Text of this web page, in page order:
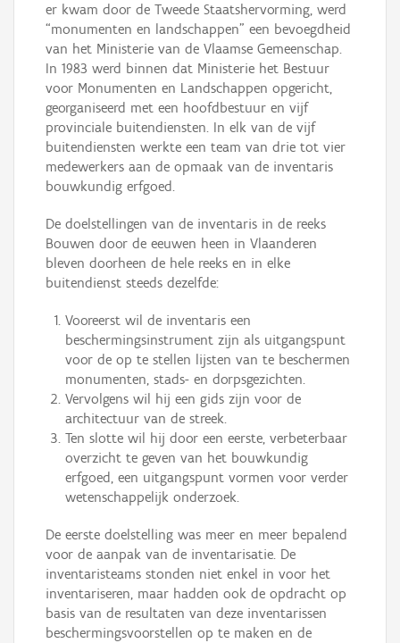
er kwam door de Tweede Staatshervorming, werd
“monumenten en landschappen” een bevoegdheid
van het Ministerie van de Vlaamse Gemeenschap.
In 1983 werd binnen dat Ministerie het Bestuur
voor Monumenten en Landschappen opgericht,
georganiseerd met een hoofdbestuur en vijf
provinciale buitendiensten. In elk van de vijf
buitendiensten werkte een team van drie tot vier
medewerkers aan de opmaak van de inventaris
bouwkundig erfgoed.
De doelstellingen van de inventaris in de reeks
Bouwen door de eeuwen heen in Vlaanderen
bleven doorheen de hele reeks en in elke
buitendienst steeds dezelfde:
Vooreerst wil de inventaris een
beschermingsinstrument zijn als uitgangspunt
voor de op te stellen lijsten van te beschermen
monumenten, stads- en dorpsgezichten.
Vervolgens wil hij een gids zijn voor de
architectuur van de streek.
Ten slotte wil hij door een eerste, verbeterbaar
overzicht te geven van het bouwkundig
erfgoed, een uitgangspunt vormen voor verder
wetenschappelijk onderzoek.
De eerste doelstelling was meer en meer bepalend
voor de aanpak van de inventarisatie. De
inventaristeams stonden niet enkel in voor het
inventariseren, maar hadden ook de opdracht op
basis van de resultaten van deze inventarissen
beschermingsvoorstellen op te maken en de